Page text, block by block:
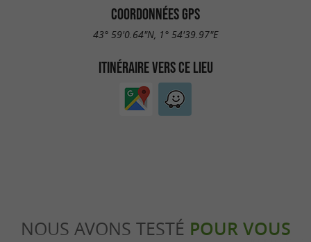
COORDONNÉES GPS
43° 59'0.64"N, 1° 54'39.97"E
ITINÉRAIRE VERS CE LIEU
NOUS AVONS TESTÉ POUR VOUS